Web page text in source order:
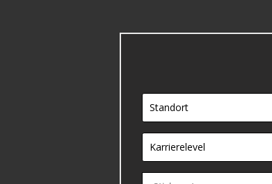
Standort
Karrierelevel